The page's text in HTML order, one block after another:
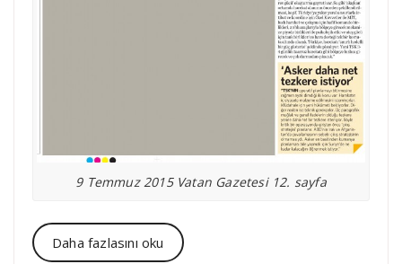
9 Temmuz 2015 Vatan Gazetesi 12. sayfa
Daha fazlasını oku